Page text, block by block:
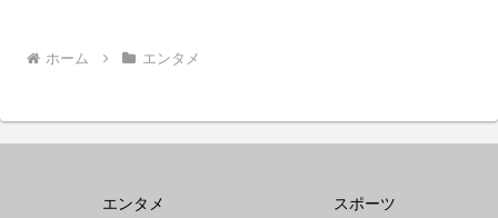
ホーム エンタメ
エンタメ
スポーツ